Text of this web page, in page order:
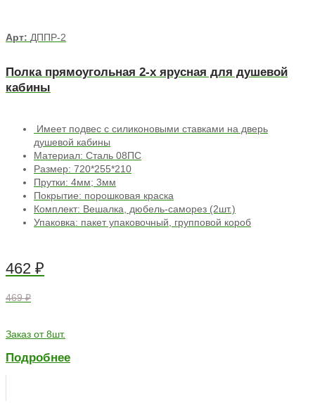
Арт: ДППР-2
Полка прямоугольная 2-х ярусная для душевой
кабины
Имеет подвес с силиконовыми ставками на дверь
душевой кабины
Материал: Сталь 08ПС
Размер: 720*255*210
Прутки: 4мм; 3мм
Покрытие: порошковая краска
Комплект: Вешалка, дюбель-саморез (2шт.)
Упаковка: пакет упаковочный, групповой короб
462 ₽
469 ₽
Заказ от 8шт.
Подробнее